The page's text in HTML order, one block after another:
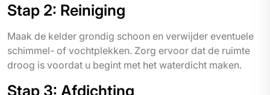
Stap 2: Reiniging
Maak de kelder grondig schoon en verwijder eventuele
schimmel- of vochtplekken. Zorg ervoor dat de ruimte
droog is voordat u begint met het waterdicht maken.
Stap 3: Afdichting